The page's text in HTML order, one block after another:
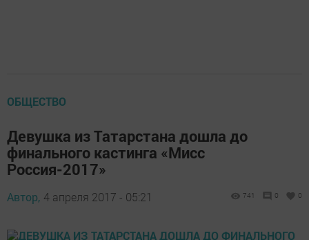
ОБЩЕСТВО
Девушка из Татарстана дошла до
финального кастинга «Мисс
Россия-2017»
Автор, 4 апреля 2017 - 05:21 741 0 0